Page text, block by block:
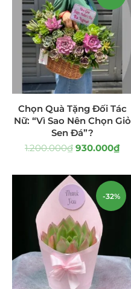
DANH MỤC SẢN PHẨM
Giá Sỉ Đại Lý
Cây Sen Đá Giá Sỉ
Chậu Sen Đá Mini
Lan Hồ Điệp Truyền Thống
Lũa Hồ Điệp Sen Đá
Tiểu Cảnh Lan Sen Đá
Hoa Ngày Lễ 8/3
Chọn Quà Tặng Đối Tác
Nữ: “Vì Sao Nên Chọn Giỏ
Sen Đá”?
1.200.000₫ 930.000₫
-32%